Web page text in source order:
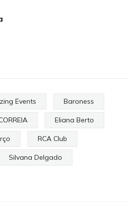
Events Baroness
Eliana Berto
RCA Club
Silvana Delgado